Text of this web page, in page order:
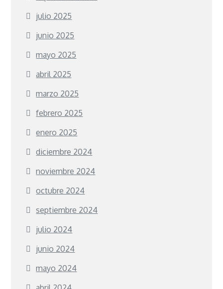
julio 2025
junio 2025
mayo 2025
abril 2025
marzo 2025
febrero 2025
enero 2025
diciembre 2024
noviembre 2024
octubre 2024
septiembre 2024
julio 2024
junio 2024
mayo 2024